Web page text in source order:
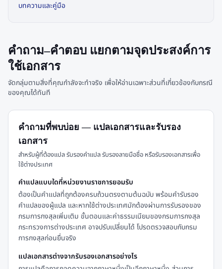
บทความและคู่มือ
คำถาม–คำตอบ แยกตามจุดประสงค์การ
ใช้เอกสาร
จัดกลุ่มตามสิ่งที่คุณกำลังจะทำจริง เพื่อให้อ่านเฉพาะส่วนที่เกี่ยวข้องกับกรณี
ของคุณได้ทันที
คำถามที่พบบ่อย — แปลเอกสารและรับรอง
เอกสาร
สำหรับผู้ที่ต้องแปล รับรองคำแปล รับรองลายมือชื่อ หรือรับรองเอกสารเพื่อ
ใช้ต่างประเทศ
คำแปลแบบใดที่หน่วยงานราชการยอมรับ
ต้องเป็นคำแปลที่ถูกต้องครบถ้วนตรงตามต้นฉบับ พร้อมคำรับรอง
คำแปลของผู้แปล และหากใช้ต่างประเทศมักต้องผ่านการรับรองของ
กรมการกงสุลเพิ่มเติม ขั้นตอนและค่าธรรมเนียมของกรมการกงสุล
กระทรวงการต่างประเทศ อาจปรับเปลี่ยนได้ โปรดตรวจสอบกับกรม
การกงสุลก่อนยื่นจริง
แปลเอกสารต่างจากรับรองเอกสารอย่างไร